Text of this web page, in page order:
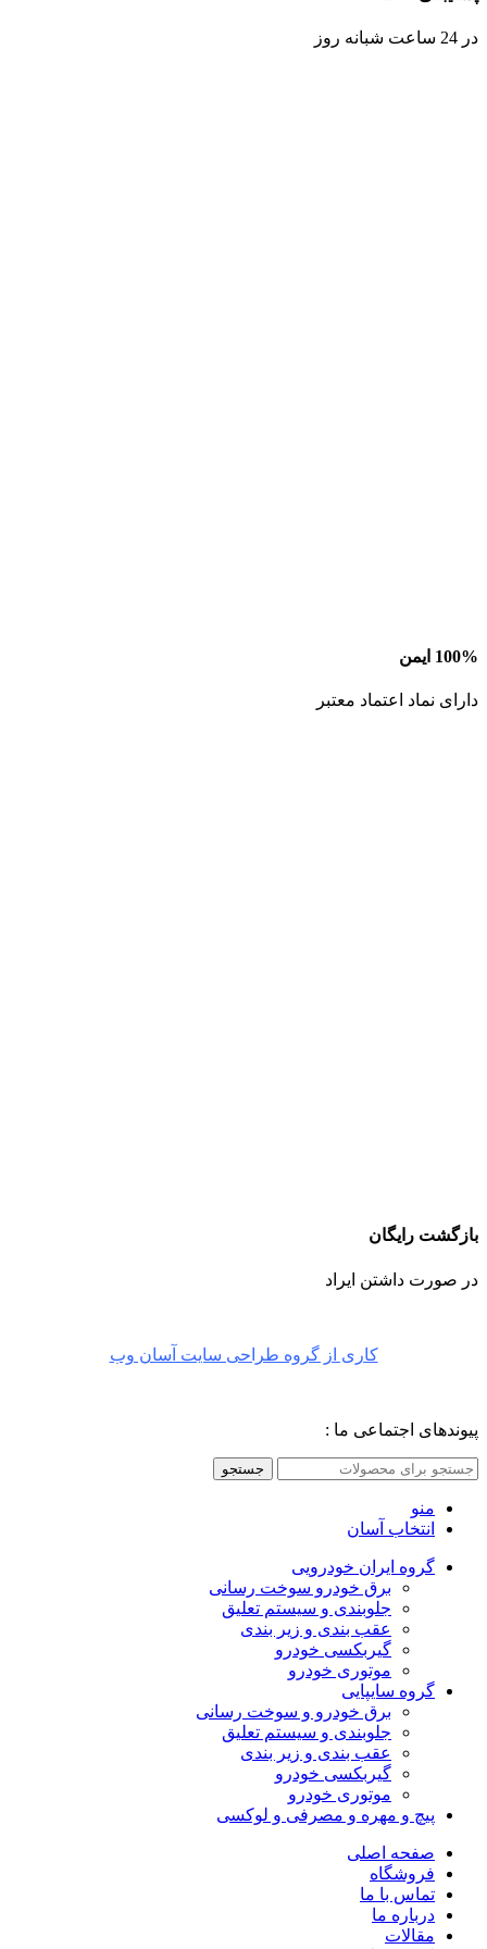
در 24 ساعت شبانه روز
100% ایمن
دارای نماد اعتماد معتبر
بازگشت رایگان
در صورت داشتن ایراد
کاری از گروه طراحی سایت آسان وب
پیوندهای اجتماعی ما :
جستجو
منو
انتخاب آسان
گروه ایران خودرویی
برق خودرو سوخت رسانی
جلوبندی و سیستم تعلیق
عقب بندی و زیر بندی
گیربکسی خودرو
موتوری خودرو
گروه سایپایی
برق خودرو و سوخت رسانی
جلوبندی و سیستم تعلیق
عقب بندی و زیر بندی
گیربکسی خودرو
موتوری خودرو
پیچ و مهره و مصرفی و لوکسی
صفحه اصلی
فروشگاه
تماس با ما
درباره ما
مقالات